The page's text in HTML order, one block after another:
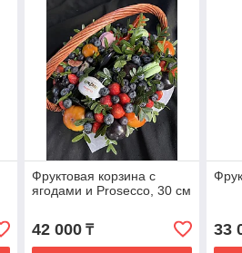
Фруктовая корзина с
ягодами и Prosecco, 30 см
42 000₸ 33